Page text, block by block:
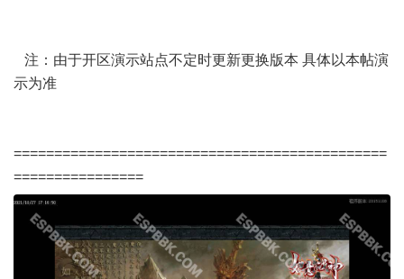
注：由于开区演示站点不定时更新更换版本 具体以本帖演
示为准
==============================================
================